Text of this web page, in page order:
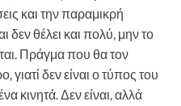
και την παραμικρή
δεν θέλει και πολύ, μην το
Πράγμα που θα τον
γιατί δεν είναι ο τύπος του
κινητά. Δεν είναι, αλλά